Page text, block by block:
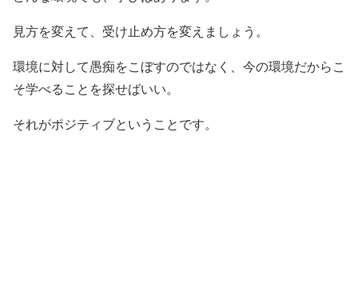
見方を変えて、受け止め方を変えましょう。
環境に対して愚痴をこぼすのではなく、今の環境だからこ
そ学べることを探せばいい。
それがポジティブということです。